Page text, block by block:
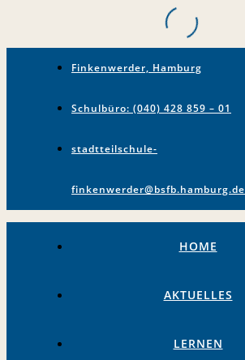
Finkenwerder, Hamburg
Schulbüro: (040) 428 859 – 01
stadtteilschule-
finkenwerder@bsfb.hamburg.de
HOME
AKTUELLES
LERNEN